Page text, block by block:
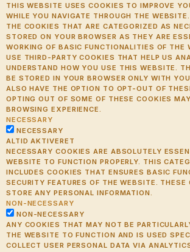
THIS WEBSITE USES COOKIES TO IMPROVE
WHILE YOU NAVIGATE THROUGH THE
THE COOKIES THAT ARE CATEGORIZED AS
STORED ON YOUR BROWSER AS THEY ARE
WORKING OF BASIC FUNCTIONALITIES OF THE
USE THIRD-PARTY COOKIES THAT HELP US
UNDERSTAND HOW YOU USE THIS WEBSITE.
BE STORED IN YOUR BROWSER ONLY WITH
ALSO HAVE THE OPTION TO OPT-OUT OF
OPTING OUT OF SOME OF THESE COOKIES
BROWSING EXPERIENCE.
NECESSARY
NECESSARY
ALTID AKTIVERET
NECESSARY COOKIES ARE ABSOLUTELY
WEBSITE TO FUNCTION PROPERLY. THIS
INCLUDES COOKIES THAT ENSURES BASIC
SECURITY FEATURES OF THE WEBSITE. THESE
STORE ANY PERSONAL INFORMATION.
NON-NECESSARY
NON-NECESSARY
ANY COOKIES THAT MAY NOT BE
THE WEBSITE TO FUNCTION AND IS USED
COLLECT USER PERSONAL DATA VIA